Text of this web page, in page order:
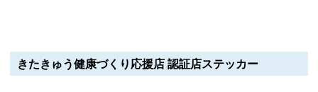
きたきゅう健康づくり応援店 認証店ステッカー